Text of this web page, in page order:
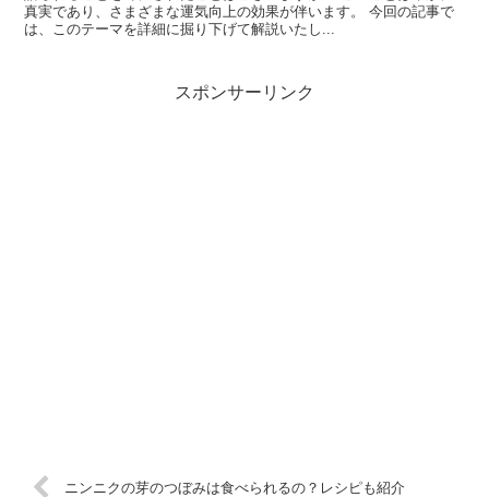
真実であり、さまざまな運気向上の効果が伴います。 今回の記事で
は、このテーマを詳細に掘り下げて解説いたし...
スポンサーリンク
ニンニクの芽のつぼみは食べられるの？レシピも紹介